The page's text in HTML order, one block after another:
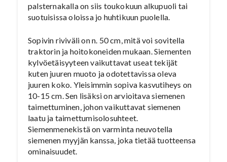
palsternakalla on siis toukokuun alkupuoli tai
suotuisissa oloissa jo huhtikuun puolella.
Sopivin riviväli on n. 50 cm, mitä voi sovitella
traktorin ja hoitokoneiden mukaan. Siementen
kylvöetäisyyteen vaikuttavat useat tekijät
kuten juuren muoto ja odotettavissa oleva
juuren koko. Yleisimmin sopiva kasvutiheys on
10-15 cm. Sen lisäksi on arvioitava siemenen
taimettuminen, johon vaikuttavat siemenen
laatu ja taimettumisolosuhteet.
Siemenmenekistä on varminta neuvotella
siemenen myyjän kanssa, joka tietää tuotteensa
ominaisuudet.